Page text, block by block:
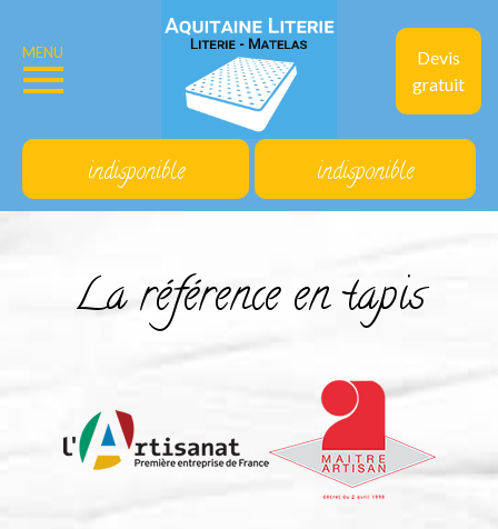
Devis
gratuit
MENU
indisponible indisponible
La référence en tapis